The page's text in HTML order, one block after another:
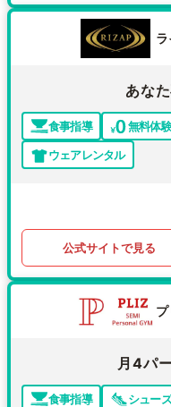
あな
食事指導 無料体験
ウェアレンタル
公式サイトで見る
月4パ
食事指導 シュー